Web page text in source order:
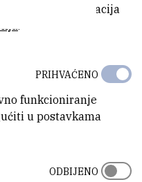
Za više informacija
.
funkcioniranje
u postavkama
PRIHVAĆENO
ODBIJENO